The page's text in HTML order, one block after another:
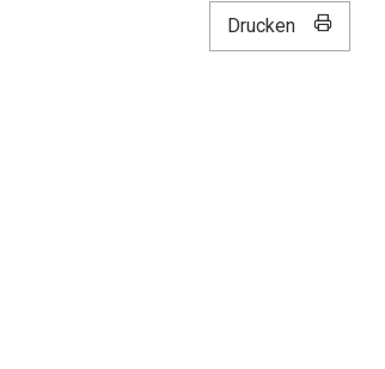
Drucken